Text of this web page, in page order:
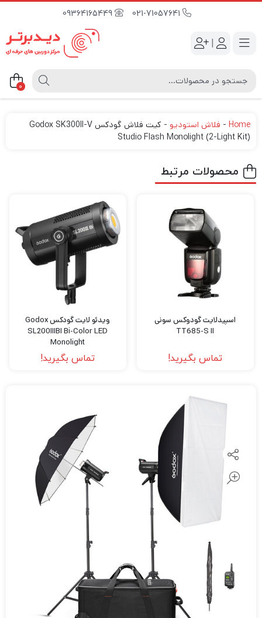
09364165449
|
0
Home
- فلاش استودیو -
کیت فلاش گودکس Godox SK300II-V
Studio Flash Monolight (2-Light Kit)
محصولات مرتبط
اسپیدلایت گودوکس سونی
TT685-S II
تماس بگیرید!
ویدئو لایت گودکس Godox
SL200IIIBI Bi-Color LED
Monolight
تماس بگیرید!